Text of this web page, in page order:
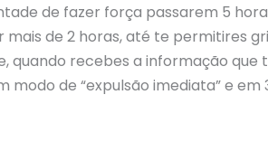
de fazer força passarem 5
de 2 horas, até te permitires
quando recebes a informação que
de “expulsão imediata” e